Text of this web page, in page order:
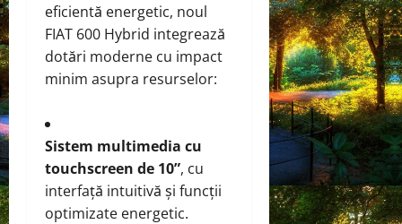
eficientă energetic, noul
FIAT 600 Hybrid integrează
dotări moderne cu impact
minim asupra resurselor:
Sistem multimedia cu
touchscreen de 10”, cu
interfață intuitivă și funcții
optimizate energetic.